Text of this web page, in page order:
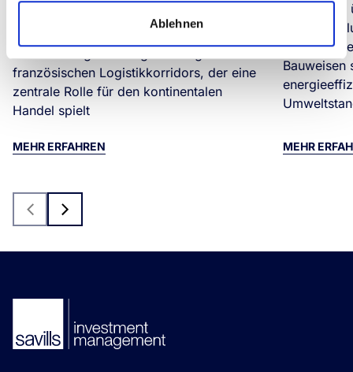
Ablehnen
Zwei moderne Umschlaghallen, die an
französischen Logistikkorridors, der eine
zentrale Rolle für den kontinentalen
Handel spielt
MEHR ERFAHREN
sein -
Bauweisen
MEHR
Previous
Next